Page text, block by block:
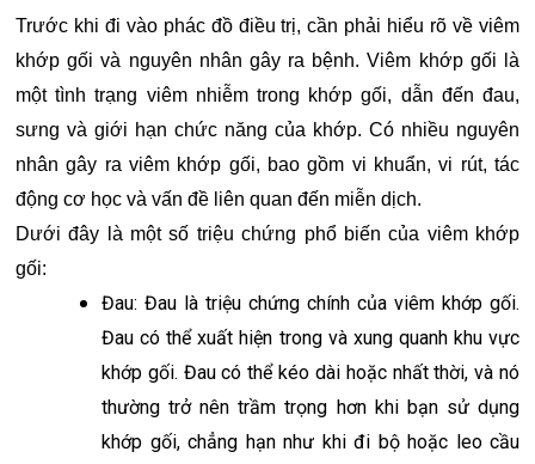
Trước khi đi vào phác đồ điều trị, cần phải hiểu rõ về viêm
khớp gối và nguyên nhân gây ra bệnh. Viêm khớp gối là
một tình trạng viêm nhiễm trong khớp gối, dẫn đến đau,
sưng và giới hạn chức năng của khớp. Có nhiều nguyên
nhân gây ra viêm khớp gối, bao gồm vi khuẩn, vi rút, tác
động cơ học và vấn đề liên quan đến miễn dịch.
Dưới đây là một số triệu chứng phổ biến của viêm khớp
gối:
Đau: Đau là triệu chứng chính của viêm khớp gối.
Đau có thể xuất hiện trong và xung quanh khu vực
khớp gối. Đau có thể kéo dài hoặc nhất thời, và nó
thường trở nên trầm trọng hơn khi bạn sử dụng
khớp gối, chẳng hạn như khi đi bộ hoặc leo cầu